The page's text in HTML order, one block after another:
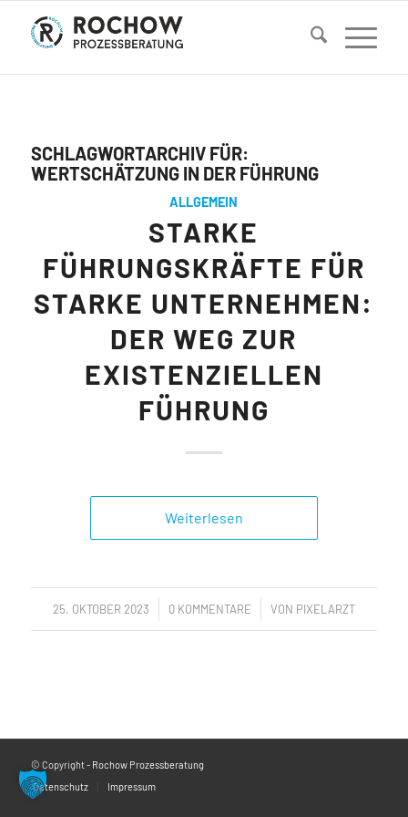
SCHLAGWORTARCHIV FÜR:
WERTSCHÄTZUNG IN DER FÜHRUNG
ALLGEMEIN
STARKE
FÜHRUNGSKRÄFTE FÜR
STARKE UNTERNEHMEN:
DER WEG ZUR
EXISTENZIELLEN
FÜHRUNG
Weiterlesen
25. OKTOBER 2023
/ 0 KOMMENTARE
/ VON PIXELARZT
© Copyright - Rochow Prozessberatung
Datenschutz
Impressum